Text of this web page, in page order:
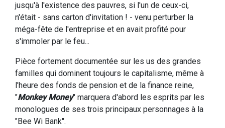
jusqu'à l'existence des pauvres, si l'un de ceux-ci,
n'était - sans carton d'invitation ! - venu perturber la
méga-fête de l'entreprise et en avait profité pour
s'immoler par le feu...
Pièce fortement documentée sur les us des grandes
familles qui dominent toujours le capitalisme, même à
l'heure des fonds de pension et de la finance reine,
"Monkey Money" marquera d'abord les esprits par les
monologues de ses trois principaux personnages à la
"Bee Wi Bank".